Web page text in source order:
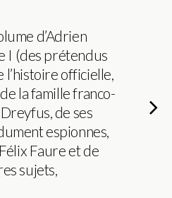
d’Adrien
I (des prétendus
l’histoire officielle,
la famille franco-
de ses
espionnes,
Faure et de
sujets,